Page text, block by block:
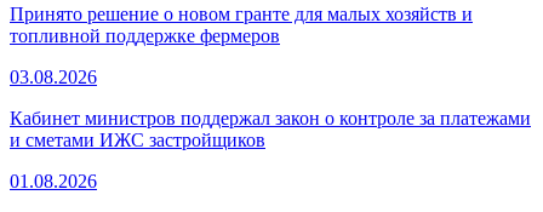
Принято решение о новом гранте для малых хозяйств и
топливной поддержке фермеров
03.08.2026
Кабинет министров поддержал закон о контроле за платежами
и сметами ИЖС застройщиков
01.08.2026